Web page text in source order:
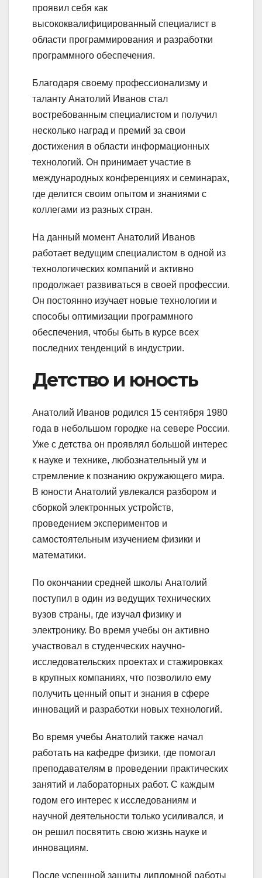
проявил себя как
высококвалифицированный специалист в
области программирования и разработки
программного обеспечения.
Благодаря своему профессионализму и
таланту Анатолий Иванов стал
востребованным специалистом и получил
несколько наград и премий за свои
достижения в области информационных
технологий. Он принимает участие в
международных конференциях и семинарах,
где делится своим опытом и знаниями с
коллегами из разных стран.
На данный момент Анатолий Иванов
работает ведущим специалистом в одной из
технологических компаний и активно
продолжает развиваться в своей профессии.
Он постоянно изучает новые технологии и
способы оптимизации программного
обеспечения, чтобы быть в курсе всех
последних тенденций в индустрии.
Детство и юность
Анатолий Иванов родился 15 сентября 1980
года в небольшом городке на севере России.
Уже с детства он проявлял большой интерес
к науке и технике, любознательный ум и
стремление к познанию окружающего мира.
В юности Анатолий увлекался разбором и
сборкой электронных устройств,
проведением экспериментов и
самостоятельным изучением физики и
математики.
По окончании средней школы Анатолий
поступил в один из ведущих технических
вузов страны, где изучал физику и
электронику. Во время учебы он активно
участвовал в студенческих научно-
исследовательских проектах и стажировках
в крупных компаниях, что позволило ему
получить ценный опыт и знания в сфере
инноваций и разработки новых технологий.
Во время учебы Анатолий также начал
работать на кафедре физики, где помогал
преподавателям в проведении практических
занятий и лабораторных работ. С каждым
годом его интерес к исследованиям и
научной деятельности только усиливался, и
он решил посвятить свою жизнь науке и
инновациям.
После успешной защиты дипломной работы